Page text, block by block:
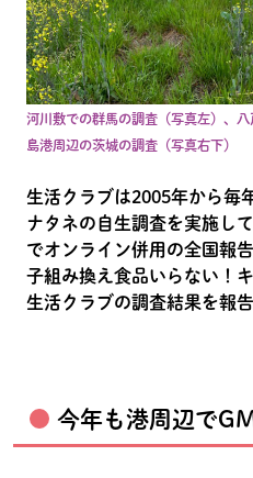
河川敷での群馬の調査（写真左）、
島港周辺の茨城の調査（写真右下）
生活クラブは2005年から毎
ナタネの自生調査を実施し
でオンライン併用の全国報
子組み換え食品いらない！
生活クラブの調査結果を報告
今年も港周辺で